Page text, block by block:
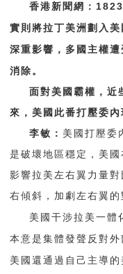
香港新聞網： 1823
實則將拉丁美洲劃入
深重影響，多國主權
消除。
面對美國霸權，近
來，美國此番打壓委
李敏： 美國打壓委
是破壞地區穩定，美
影響拉美左右翼力量
右傾斜，加劇左右翼的
美國干涉拉美一體
本意是集體發聲反對
美國還通過自己主導的